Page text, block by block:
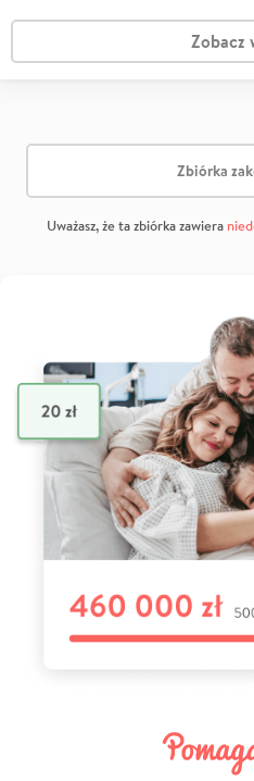
Zobacz
Zbiórka
Uważasz, że ta zbiórka zawiera